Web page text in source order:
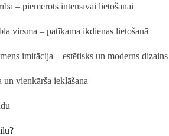
– piemērots intensīvai lietošanai
virsma – patīkama ikdienas lietošanā
imitācija – estētisks un moderns dizains
un vienkārša ieklāšana